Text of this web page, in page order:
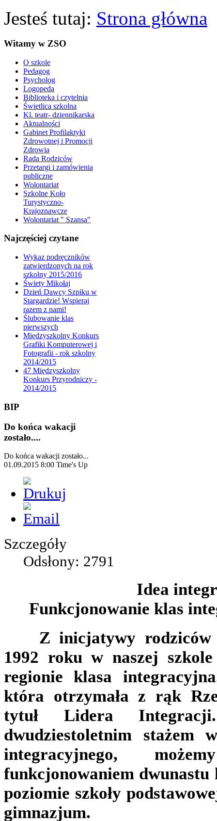
Jesteś tutaj: Strona główna
Witamy w ZSO
O szkole
Pedagog
Psycholog
Logopeda
Biblioteka i czytelnia
Świetlica szkolna
Kl. teatr- dziennikarska
Aktualności
Gabinet Profilaktyki
Zdrowotnej i Promocji
Zdrowia
Rada Rodziców
Przetargi i zamówienia
publiczne
Wolontariat
Szkolne Koło
Turystyczno-
Krajoznawcze
Wolontariat " Szansa"
Najczęściej czytane
Wykaz podręczników
zatwierdzonych na rok
szkolny 2015/2016
Świety Mikołaj
Dzień Dawcy Szpiku w
Stargardzie! Wspieraj
razem z nami!
Ślubowanie klas
pierwszych
Międzyszkolny Konkurs
Grafiki Komputerowej i
Fotografii - rok szkolny
2014/2015
47 Międzyszkolny
Konkurs Przyrodniczy -
2014/2015
BIP
Do końca wakacji
zostało....
Do końca wakacji zostało...
01.09.2015 8:00 Time's Up
Szczegóły
Odsłony: 2791
Idea
Funkcjonowanie klas
Z inicjatywy rodziców
1992 roku w naszej
regionie klasa
która otrzymała z rąk
tytuł Lidera
dwudziestoletnim stażem
integracyjnego,
funkcjonowaniem
poziomie szkoły
gimnazjum.